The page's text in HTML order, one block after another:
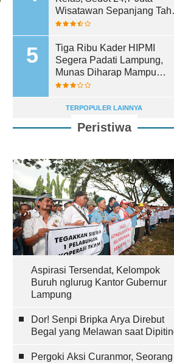
Wisatawan Sepanjang
2025
Tiga Ribu Kader HIPMI
Segera Padati Lampung,
Munas Diharap Mampu
Lahirkan Pemimpin Terbaik
TERPOPULER LAINNYA
Peristiwa
Aspirasi Tersendat, Kelompok
Buruh nglurug Kantor Gubernur
Lampung
Dor! Senpi Bripka Arya Direbut
Begal yang Melawan saat
Pergoki Aksi Curanmor, Seorang